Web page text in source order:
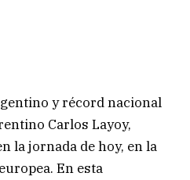
y récord nacional
Carlos Layoy,
la jornada de hoy, en la
En esta